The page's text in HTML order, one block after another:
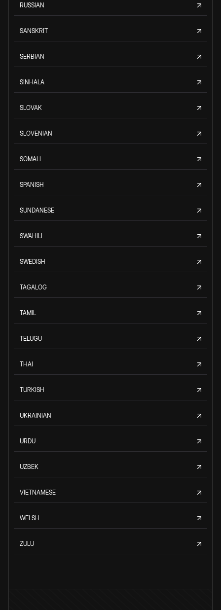
RUSSIAN
SANSKRIT
SERBIAN
SINHALA
SLOVAK
SLOVENIAN
SOMALI
SPANISH
SUNDANESE
SWAHILI
SWEDISH
TAGALOG
TAMIL
TELUGU
THAI
TURKISH
UKRAINIAN
URDU
UZBEK
VIETNAMESE
WELSH
ZULU